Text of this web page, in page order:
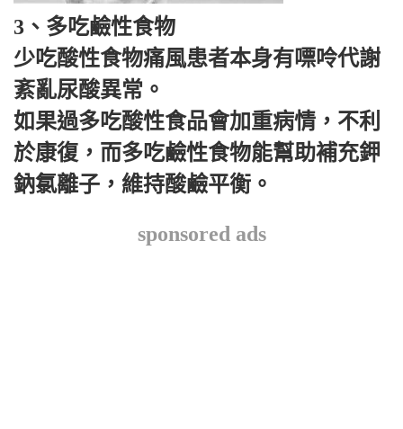
3、多吃鹼性食物
少吃酸性食物痛風患者本身有嘌呤代謝
紊亂尿酸異常。
如果過多吃酸性食品會加重病情，不利
於康復，而多吃鹼性食物能幫助補充鉀
鈉氯離子，維持酸鹼平衡。
sponsored ads